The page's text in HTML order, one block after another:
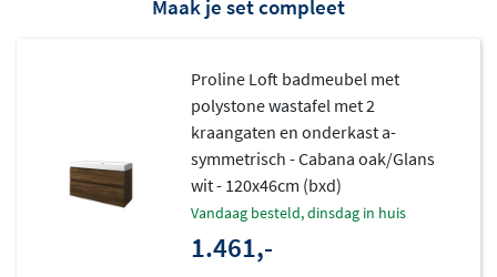
Flexibele indelingsmogelijkheden
Of je nu kiest voor een symmetrisch onderkast voor een
rustige look, of juist een asymmetrische variant voor
meer dynamiek, de Proline Loft serie biedt alle vrijheid.
Sommige uitvoeringen beschikken over eenopen vak
ideaal voor het opbergen van handdoeken of
Maak je set compleet
Proline Loft badmeubel met
polystone wastafel met 2
kraangaten en onderkast a-
symmetrisch - Cabana oak/Glans
wit - 120x46cm (bxd)
vandaag besteld, dinsdag in huis
1.461,-